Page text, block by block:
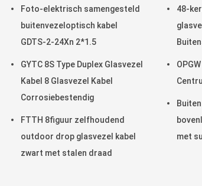
Foto-elektrisch samengesteld
buitenvezeloptisch kabel
GDTS-2-24Xn 2*1.5
GYTC 8S Type Duplex Glasvezel
Kabel 8 Glasvezel Kabel
Corrosiebestendig
FTTH 8figuur zelfhoudend
outdoor drop glasvezel kabel
zwart met stalen draad
48-
met